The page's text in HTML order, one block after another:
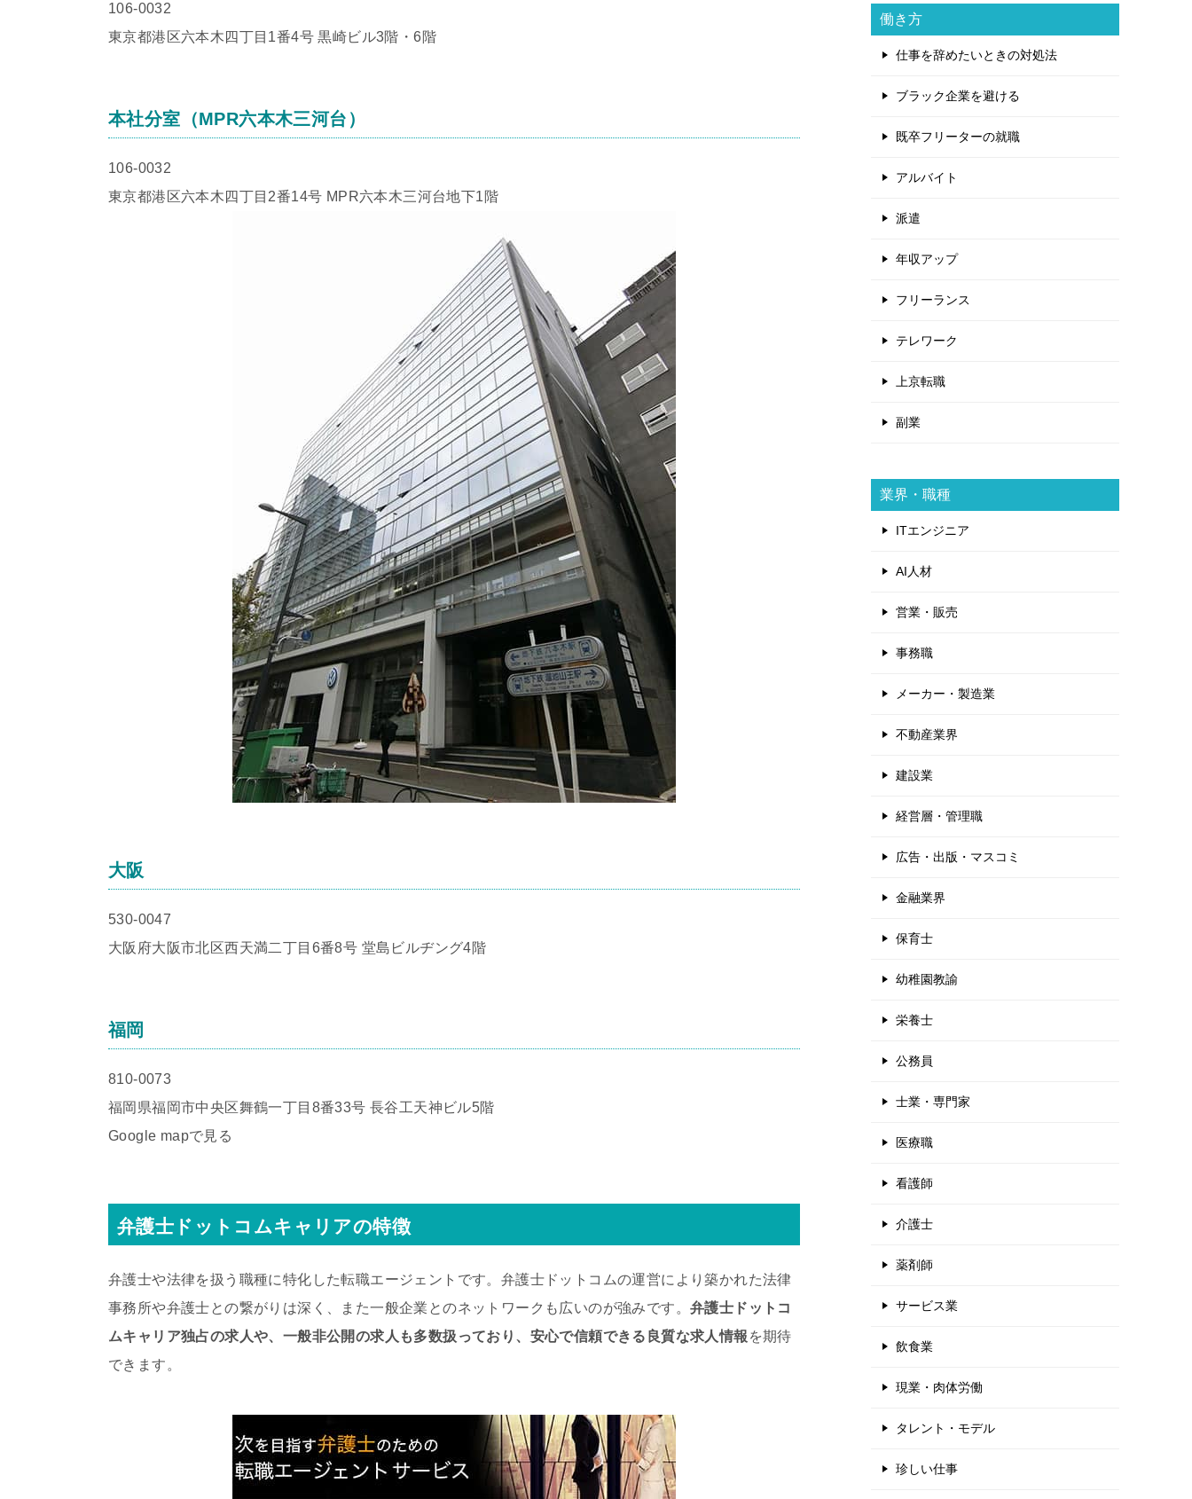
106-0032
東京都港区六本木四丁目1番4号 黒崎ビル3階・6階
本社分室（MPR六本木三河台）
106-0032
東京都港区六本木四丁目2番14号 MPR六本木三河台地下1階
大阪
530-0047
大阪府大阪市北区西天満二丁目6番8号 堂島ビルヂング4階
福岡
810-0073
福岡県福岡市中央区舞鶴一丁目8番33号 長谷工天神ビル5階
Google mapで見る
弁護士ドットコムキャリアの特徴
弁護士や法律を扱う職種に特化した転職エージェントです。弁護士ドットコムの運営により築かれた法律
事務所や弁護士との繋がりは深く、また一般企業とのネットワークも広いのが強みです。 弁護士ドットコ
ムキャリア独占の求人や、一般非公開の求人も多数扱っており、安心で信頼できる良質な求人情報 を期待
できます。
働き方
仕事を辞めたいときの対処法
ブラック企業を避ける
既卒フリーターの就職
アルバイト
派遣
年収アップ
フリーランス
テレワーク
上京転職
副業
業界・職種
ITエンジニア
AI人材
営業・販売
事務職
メーカー・製造業
不動産業界
建設業
経営層・管理職
広告・出版・マスコミ
金融業界
保育士
幼稚園教諭
栄養士
公務員
士業・専門家
医療職
看護師
介護士
薬剤師
サービス業
飲食業
現業・肉体労働
タレント・モデル
珍しい仕事